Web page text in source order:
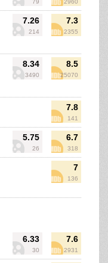
79 2960
7.26
214
7.3
2355
8.34
3490
8.5
25070
7.8
141
5.75
26
6.7
318
7
136
6.33
30
7.6
2931